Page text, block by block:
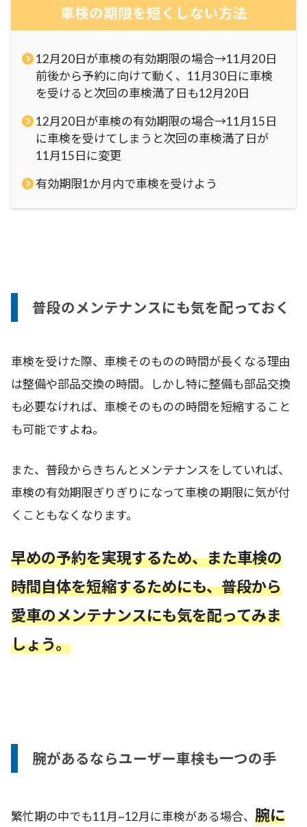
車検の期限を短くしない方法
12月20日が車検の有効期限の場合→11月20日
前後から予約に向けて動く、11月30日に車検
を受けると次回の車検満了日も12月20日
12月20日が車検の有効期限の場合→11月15日
に車検を受けてしまうと次回の車検満了日が
11月15日に変更
有効期限1か月内で車検を受けよう
普段のメンテナンスにも気を配っておく
車検を受けた際、車検そのものの時間が長くなる理由
は整備や部品交換の時間。しかし特に整備も部品交換
も必要なければ、車検そのものの時間を短縮すること
も可能ですよね。
また、普段からきちんとメンテナンスをしていれば、
車検の有効期限ぎりぎりになって車検の期限に気が付
くこともなくなります。
早めの予約を実現するため、また車検の
時間自体を短縮するためにも、普段から
愛車のメンテナンスにも気を配ってみま
しょう。
腕があるならユーザー車検も一つの手
繁忙期の中でも11月~12月に車検がある場合、 腕に